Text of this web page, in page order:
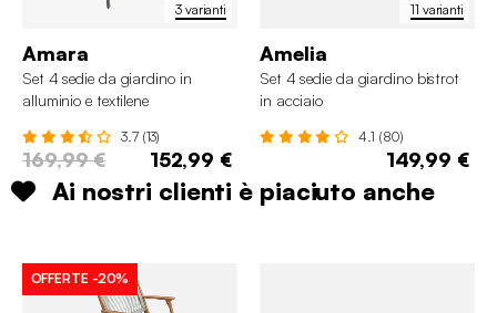
3 varianti
Amara
Set 4 sedie da giardino in
alluminio e textilene
3.7 (13)
169,99 € 152,99 €
11 varianti
Amelia
Set 4 sedie da giardino bistrot
in acciaio
4.1 (80)
149,99 €
Ai nostri clienti è piaciuto anche
OFFERTE -20%